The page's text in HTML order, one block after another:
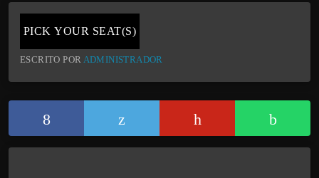
PICK YOUR SEAT(S)
ESCRITO POR ADMINISTRADOR